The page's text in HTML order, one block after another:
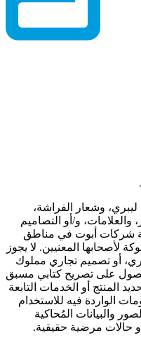
ليبري، وشعار الفراشة،
و/أو التصاميم
شركات أبوت في مناطق
لأصحابها المعنيين. لا يجوز
أو تصميم تجاري مملوك
على تصريح كتابي مسبق
المنتج أو الخدمات التابعة
الواردة فيه للاستخدام
والبيانات المُحاكية
حالات مرضية حقيقية.